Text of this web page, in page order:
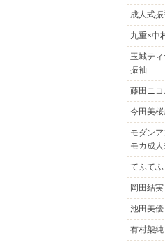
成人式
九重×中
玉城テ
振袖
藤田ニ
今田美
モダン
モカ成
てふて
岡田結
池田美
有村架